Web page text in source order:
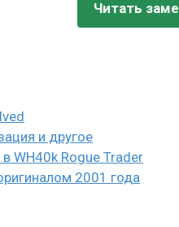
Читать
и другое
WH40k Rogue Trader
2001 года